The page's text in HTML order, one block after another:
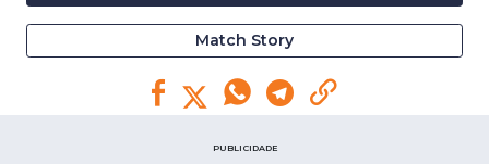
Match Story
PUBLICIDADE